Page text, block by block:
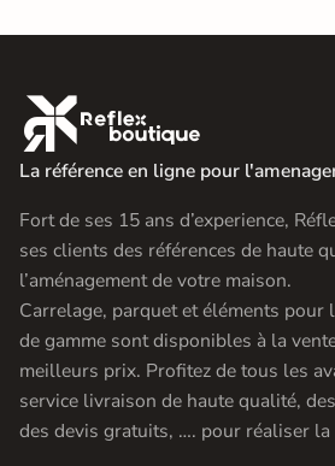

La référence en ligne pour
Fort de ses 15 ans d’experience,
ses clients des références de haute
l’aménagement de votre maison.
Carrelage, parquet et éléments pour
de gamme sont disponibles à la
meilleurs prix. Profitez de tous les
service livraison de haute qualité,
des devis gratuits, …. pour réaliser la